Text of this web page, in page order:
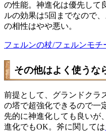
の性能。神進化は優先して
ルの効果は5回までなので
の相性はやや悪い。
フェルンの杖/フェルンモチ
その他はよく使うな
前提として、グランドクラ
の塔で超強化できるので一
先的に神進化しても良いが
進化でもOK。斧に関しては